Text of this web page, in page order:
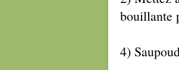
bouillante
4)